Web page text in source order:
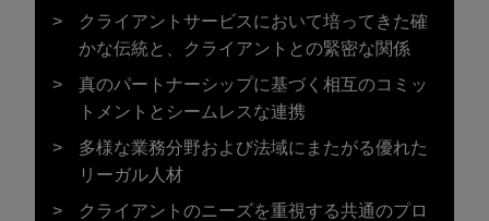
クライアントサービスにおいて培ってきた確
かな伝統と、クライアントとの緊密な関係
真のパートナーシップに基づく相互のコミッ
トメントとシームレスな連携
多様な業務分野および法域にまたがる優れた
リーガル人材
クライアントのニーズを重視する共通のプロ